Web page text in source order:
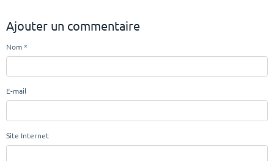
Ajouter un commentaire
Nom
E-mail
Site Internet